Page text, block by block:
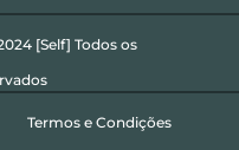
[Self] Todos os
Termos e Condições